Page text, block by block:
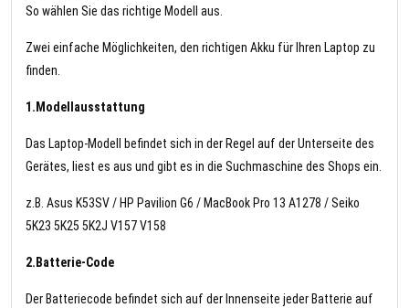
So wählen Sie das richtige Modell aus.
Zwei einfache Möglichkeiten, den richtigen Akku für Ihren Laptop zu
finden.
1.Modellausstattung
Das Laptop-Modell befindet sich in der Regel auf der Unterseite des
Gerätes, liest es aus und gibt es in die Suchmaschine des Shops ein.
z.B. Asus K53SV / HP Pavilion G6 / MacBook Pro 13 A1278 / Seiko
5K23 5K25 5K2J V157 V158
2.Batterie-Code
Der Batteriecode befindet sich auf der Innenseite jeder Batterie auf